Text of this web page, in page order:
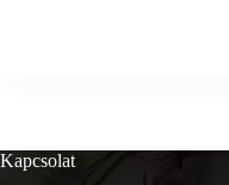
Kapcsolat